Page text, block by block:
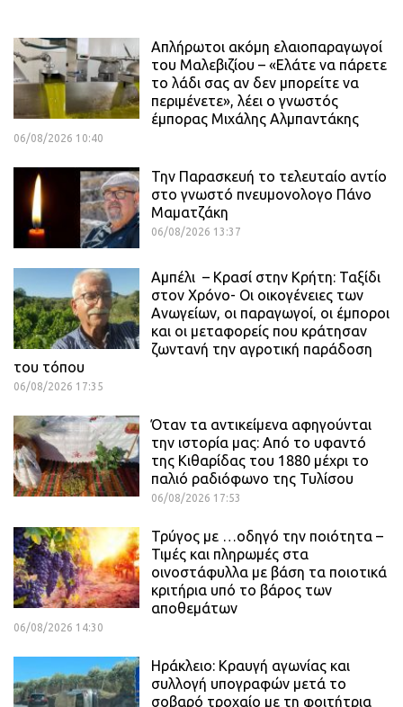
Απλήρωτοι ακόμη ελαιοπαραγωγοί
του Μαλεβιζίου – «Ελάτε να πάρετε
το λάδι σας αν δεν μπορείτε να
περιμένετε», λέει ο γνωστός
έμπορας Μιχάλης Αλμπαντάκης
06/08/2026 10:40
Την Παρασκευή το τελευταίο αντίο
στο γνωστό πνευμονολογο Πάνο
Μαματζάκη
06/08/2026 13:37
Αμπέλι – Κρασί στην Κρήτη: Ταξίδι
στον Χρόνο- Οι οικογένειες των
Ανωγείων, οι παραγωγοί, οι έμποροι
και οι μεταφορείς που κράτησαν
ζωντανή την αγροτική παράδοση
του τόπου
06/08/2026 17:35
Όταν τα αντικείμενα αφηγούνται
την ιστορία μας: Από το υφαντό
της Κιθαρίδας του 1880 μέχρι το
παλιό ραδιόφωνο της Τυλίσου
06/08/2026 17:53
Τρύγος με …οδηγό την ποιότητα –
Τιμές και πληρωμές στα
οινοστάφυλλα με βάση τα ποιοτικά
κριτήρια υπό το βάρος των
αποθεμάτων
06/08/2026 14:30
Ηράκλειο: Κραυγή αγωνίας και
συλλογή υπογραφών μετά το
σοβαρό τροχαίο με τη φοιτήτρια